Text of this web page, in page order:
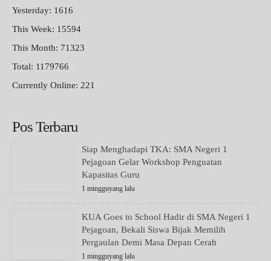
Yesterday: 1616
This Week: 15594
This Month: 71323
Total: 1179766
Currently Online: 221
Pos Terbaru
Siap Menghadapi TKA: SMA Negeri 1
Pejagoan Gelar Workshop Penguatan
Kapasitas Guru
1 mingguyang lalu
KUA Goes to School Hadir di SMA Negeri 1
Pejagoan, Bekali Siswa Bijak Memilih
Pergaulan Demi Masa Depan Cerah
1 mingguyang lalu